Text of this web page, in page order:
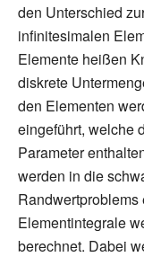
den Unterschied
infinitesimalen
Elemente heißen
diskrete
den Elementen
eingeführt, welche
Parameter
werden in die
Elementintegrale
berechnet. Dabei